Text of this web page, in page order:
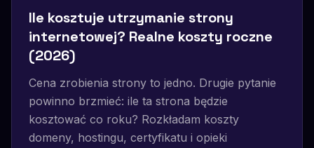
Ile kosztuje utrzymanie strony
internetowej? Realne koszty roczne
(2026)
Cena zrobienia strony to jedno. Drugie pytanie
powinno brzmieć: ile ta strona będzie
kosztować co roku? Rozkładam koszty
domeny, hostingu, certyfikatu i opieki